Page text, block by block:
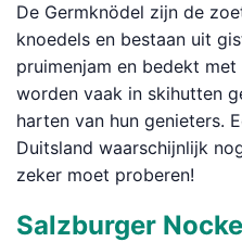
De Germknödel zijn de
knoedels en bestaan uit
pruimenjam en bedekt
worden vaak in skihutten
harten van hun genieters.
Duitsland waarschijnlijk
zeker moet proberen!
Salzburger